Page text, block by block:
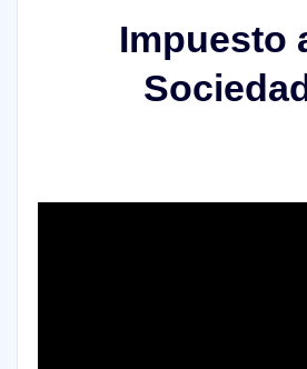
Impuesto